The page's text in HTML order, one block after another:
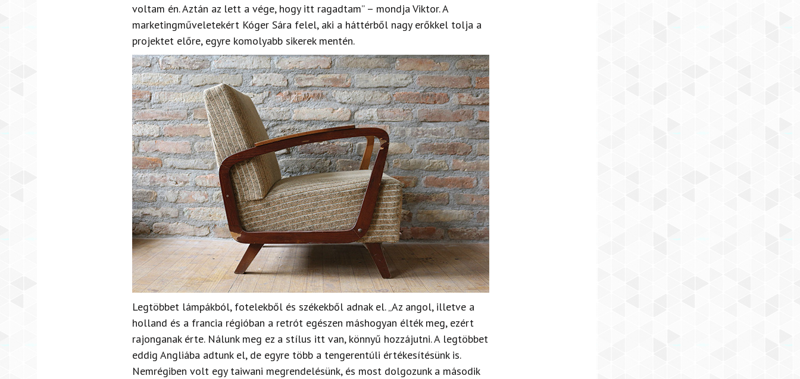
voltam én. Aztán az lett a vége, hogy itt ragadtam” – mondja Viktor. A
marketingműveletekért Kóger Sára felel, aki a háttérből nagy erőkkel tolja a
projektet előre, egyre komolyabb sikerek mentén.
Legtöbbet lámpákból, fotelekből és székekből adnak el. „Az angol, illetve a
holland és a francia régióban a retrót egészen máshogyan élték meg, ezért
rajonganak érte. Nálunk meg ez a stílus itt van, könnyű hozzájutni. A legtöbbet
eddig Angliába adtunk el, de egyre több a tengerentúli értékesítésünk is.
Nemrégiben volt egy taiwani megrendelésünk, és most dolgozunk a második